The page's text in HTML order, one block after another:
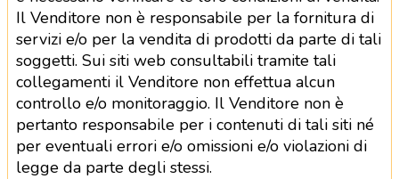
Il Venditore non è responsabile per la fornitura di
servizi e/o per la vendita di prodotti da parte di tali
soggetti. Sui siti web consultabili tramite tali
collegamenti il Venditore non effettua alcun
controllo e/o monitoraggio. Il Venditore non è
pertanto responsabile per i contenuti di tali siti né
per eventuali errori e/o omissioni e/o violazioni di
legge da parte degli stessi.